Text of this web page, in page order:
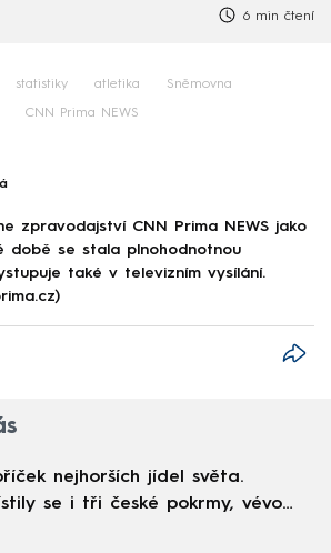
6 min čtení
statistiky atletika Sněmovna
CNN Prima NEWS
zpravodajství CNN Prima NEWS jako
době se stala plnohodnotnou
také v televizním vysílání.
nejhorších jídel světa.
se i tři české pokrmy, vévodí